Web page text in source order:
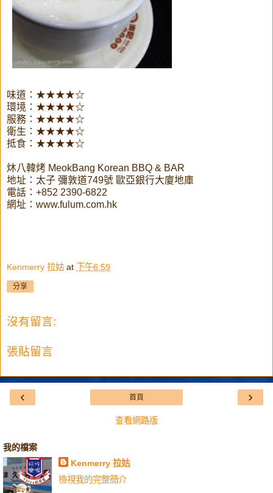
味道：★★★★☆
環境：★★★★☆
服務：★★★★☆
衛生：★★★★☆
抵食：★★★★☆
炑八韓烤 MeokBang Korean BBQ & BAR
地址：太子 彌敦道749號 歐亞銀行大廈地庫
電話：+852 2390-6822
網址：www.fulum.com.hk
Kenmerry 拉姑 at 下午6:59
分享
沒有留言:
張貼留言
‹ ›
首頁
查看網路版
我的檔案
Kenmerry 拉姑
檢視我的完整簡介